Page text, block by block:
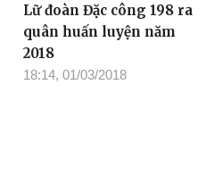
Lữ đoàn Đặc công 198 ra
quân huấn luyện năm
2018
18:14, 01/03/2018